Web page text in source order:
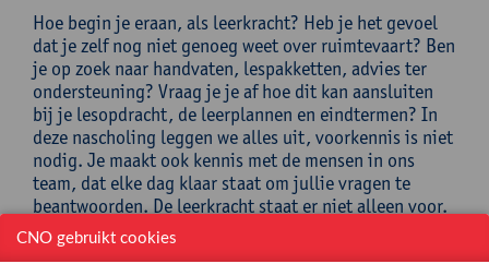
Hoe begin je eraan, als leerkracht? Heb je het gevoel
dat je zelf nog niet genoeg weet over ruimtevaart? Ben
je op zoek naar handvaten, lespakketten, advies ter
ondersteuning? Vraag je je af hoe dit kan aansluiten
bij je lesopdracht, de leerplannen en eindtermen? In
deze nascholing leggen we alles uit, voorkennis is niet
nodig. Je maakt ook kennis met de mensen in ons
team, dat elke dag klaar staat om jullie vragen te
beantwoorden. De leerkracht staat er niet alleen voor.
ESERO Belgium is een continue helpdesk voor
deelnemende leraren (e-mail, telefoon en
CNO gebruikt cookies